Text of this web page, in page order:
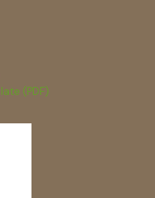
(PDF)